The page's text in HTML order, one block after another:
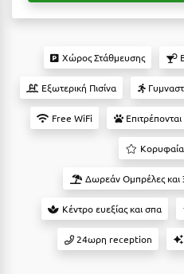
Αχαΐα
Βansko
Βόλος
Γαλαξiδι
Boutique Hotels
Ξενώνες
Camping
Suites
Δες όλες τις προσφορές
Δες όλα τα πακέτα διακοπών
Χώρος Στάθμευσης
Εξωτερική Πισίνα
Free WiFi
Δωρεάν Ομπρέλες και
Κέντρο ευεξίας και σπα
24ωρη reception